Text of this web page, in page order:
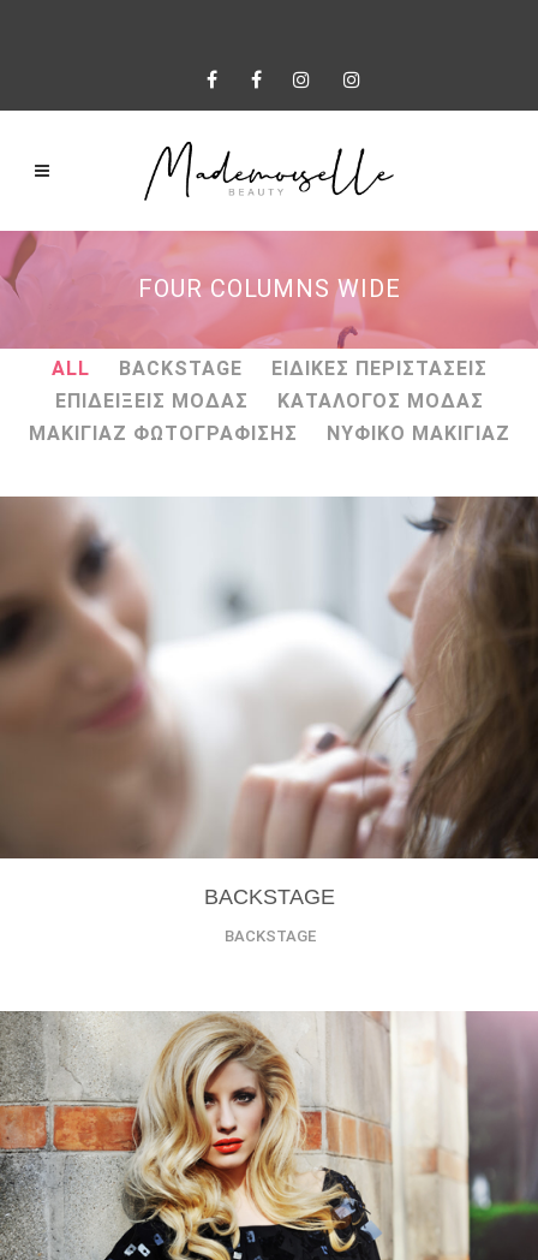
FOUR COLUMNS WIDE
ALL BACKSTAGE
ΕΙΔΙΚΕΣ ΠΕΡΙΣΤΑΣΕΙΣ
ΕΠΙΔΕΙΞΕΙΣ ΜΟΔΑΣ
ΚΑΤΑΛΟΓΟΣ ΜΟΔΑΣ
ΜΑΚΙΓΙΑΖ ΦΩΤΟΓΡΑΦΙΣΗΣ
ΝΥΦΙΚΟ ΜΑΚΙΓΙΑΖ
BACKSTAGE
BACKSTAGE